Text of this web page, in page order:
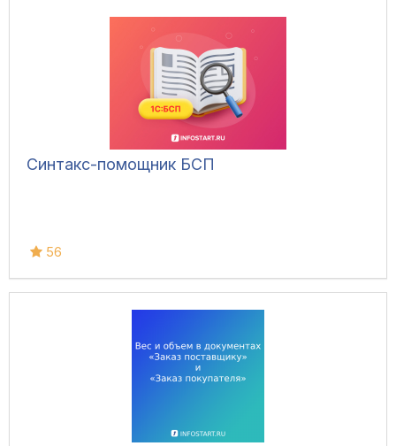
Синтакс-помощник БСП
56